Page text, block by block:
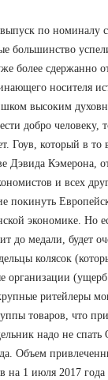
по номиналу
большинство
более сдержанно
носителя
высоким
добро человеку,
Гоув, который в
Дэвида Кэмерона,
и всех
покинуть
экономике. Но
до медали, будет
колясок
(ущерб
ритейлеры
товаров, что
надо не спать
Объем
на 1 июля 2017 года